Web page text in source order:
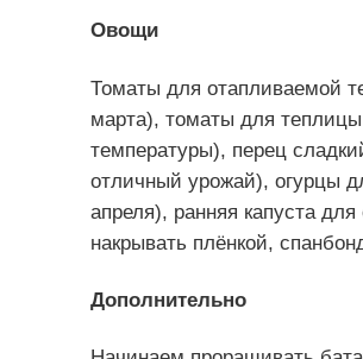
Овощи
Томаты для отапливаемой
марта), томаты для
температуры), перец
отличный урожай), огурцы
апреля), ранняя капуста
накрывать плёнкой,
Дополнительно